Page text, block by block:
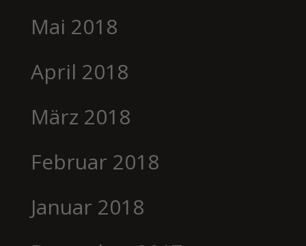
Mai 2018
April 2018
März 2018
Februar 2018
Januar 2018